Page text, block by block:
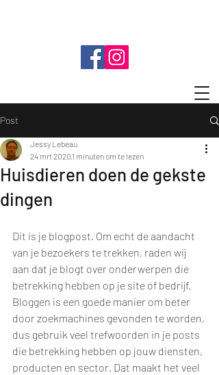
Post
Huisdieren doen de gekste
dingen
Jessy Lebeau
24 mrt 2020 1 minuten om te lezen
Dit is je blogpost. Om echt de aandacht
van je bezoekers te trekken, raden wij
aan dat je blogt over onderwerpen die
betrekking hebben op je site of bedrijf.
Bloggen is een goede manier om beter
door zoekmachines gevonden te worden,
dus gebruik veel trefwoorden in je posts
die betrekking hebben op jouw diensten,
producten en sector. Dat maakt het veel